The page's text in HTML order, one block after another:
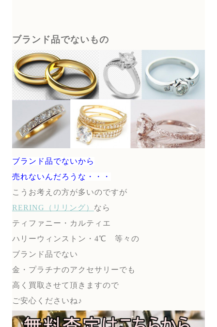
ブランド品でないもの
ブランド品でないから
売れないんだろうな・・・
こうお考えの方が多いのですが
RERING（リリング） なら
ティファニー・カルティエ
ハリーウィンストン・4℃ 等々の
ブランド品でない
金・プラチナのアクセサリーでも
高く買取させて頂きますので
ご安心くださいね♪